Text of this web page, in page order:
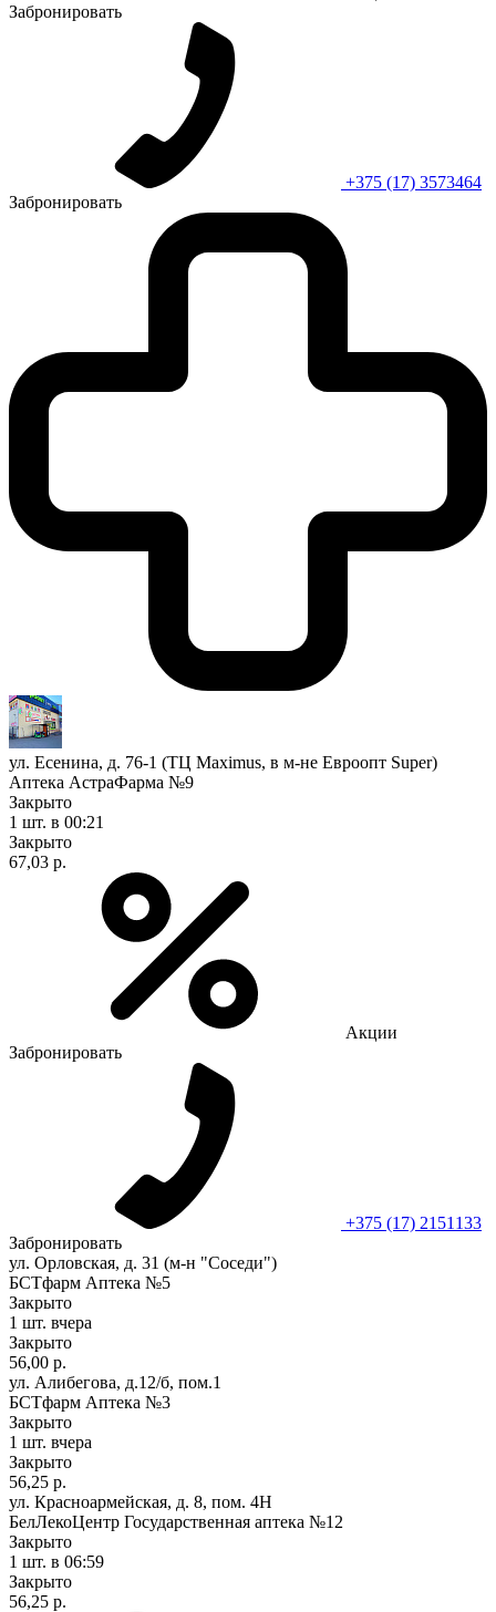
Забронировать
+375 (17) 3573464
Забронировать
ул. Есенина, д. 76-1 (ТЦ Maximus, в м-не Евроопт Super)
Аптека АстраФарма №9
Закрыто
1 шт. в 00:21
Закрыто
67,03 р.
Акции
Забронировать
+375 (17) 2151133
Забронировать
ул. Орловская, д. 31 (м-н "Соседи")
БСТфарм Аптека №5
Закрыто
1 шт. вчера
Закрыто
56,00 р.
ул. Алибегова, д.12/б, пом.1
БСТфарм Аптека №3
Закрыто
1 шт. вчера
Закрыто
56,25 р.
ул. Красноармейская, д. 8, пом. 4Н
БелЛекоЦентр Государственная аптека №12
Закрыто
1 шт. в 06:59
Закрыто
56,25 р.